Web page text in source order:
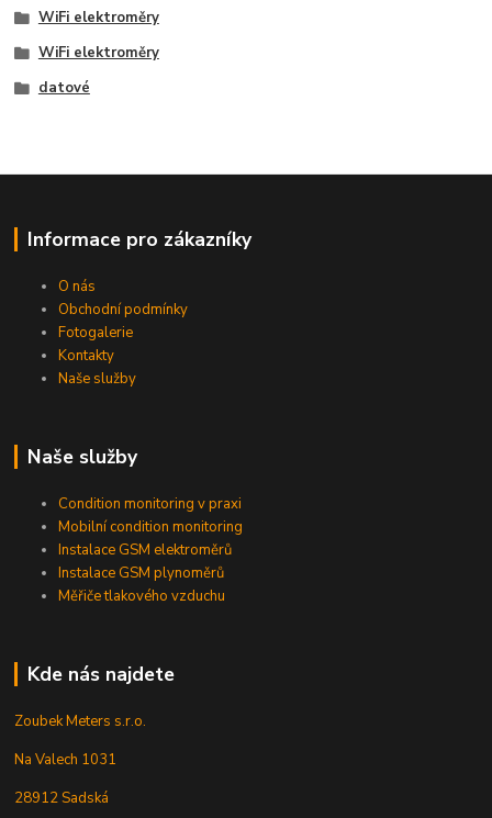
WiFi elektroměry
WiFi elektroměry
datové
Informace pro zákazníky
O nás
Obchodní podmínky
Fotogalerie
Kontakty
Naše služby
Naše služby
Condition monitoring v praxi
Mobilní condition monitoring
Instalace GSM elektroměrů
Instalace GSM plynoměrů
Měřiče tlakového vzduchu
Kde nás najdete
Zoubek Meters s.r.o.
Na Valech 1031
28912 Sadská